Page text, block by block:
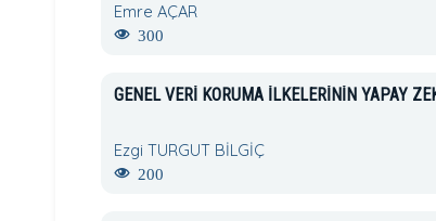
Emre AÇAR
300
GENEL VERİ KORUMA İLKELERİNİN YAPAY
Ezgi TURGUT BİLGİÇ
200